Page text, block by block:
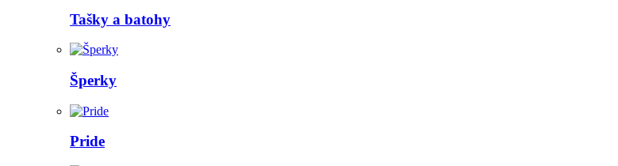
Tašky a batohy
Šperky
Pride